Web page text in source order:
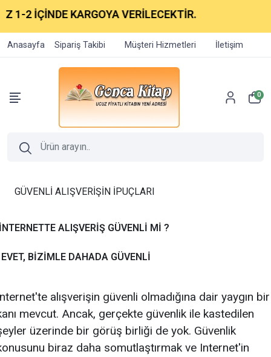
2 İÇİNDE KARGOYA VERİLECEKTİR.
Anasayfa Sipariş Takibi Müşteri Hizmetleri İletişim
0
GÜVENLİ ALIŞVERİŞİN İPUÇLARI
ALIŞVERİŞ GÜVENLİ Mİ ?
EVET, BİZİMLE DAHADA GÜVENLİ
alışverişin güvenli olmadığına dair yaygın bir
mevcut. Ancak, gerçekte güvenlik ile kastedilen
üzerinde bir görüş birliği de yok. Güvenlik
biraz daha somutlaştırmak ve Internet'in